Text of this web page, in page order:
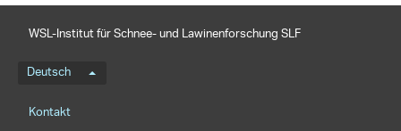
WSL-Institut für Schnee- und Lawinenforschung SLF
Sprachmenü
Deutsch
Footernavigation
Kontakt